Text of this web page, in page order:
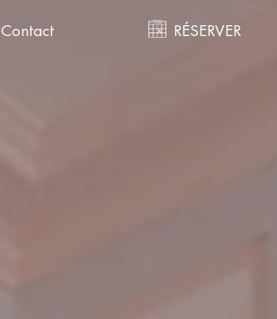
Contact RÉSERVER